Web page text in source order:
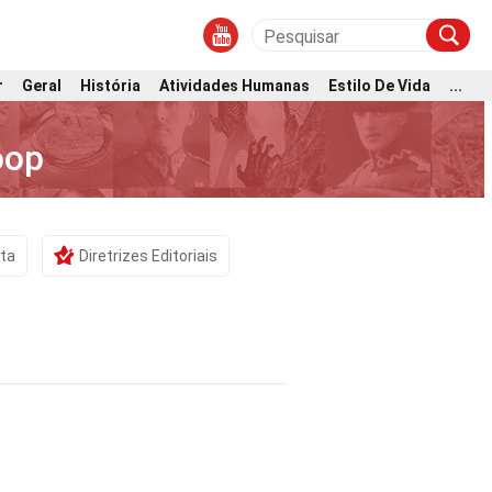
Geral História Atividades Humanas Estilo De Vida ...
Diretrizes Editoriais